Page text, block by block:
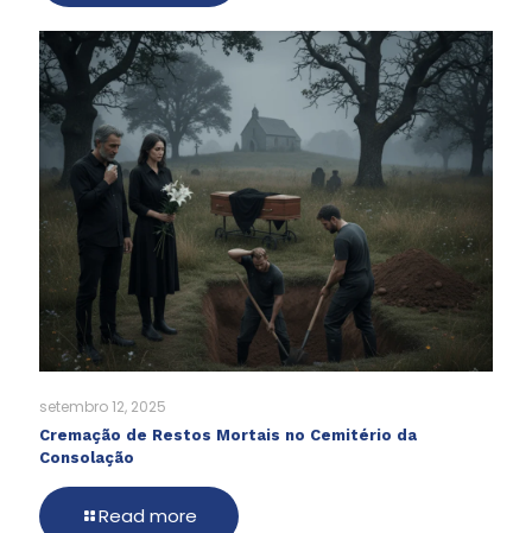
setembro 12, 2025
Cremação de Restos Mortais no Cemitério da
Consolação
Read more